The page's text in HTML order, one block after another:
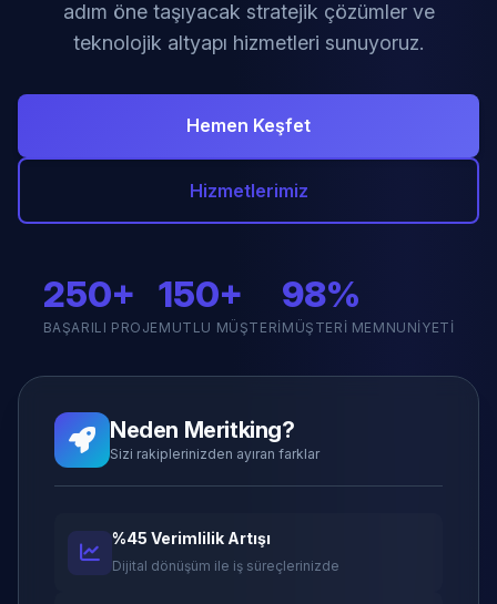
adım öne taşıyacak stratejik çözümler ve
teknolojik altyapı hizmetleri sunuyoruz.
Hemen Keşfet
Hizmetlerimiz
250+
BAŞARILI PROJE
150+
MUTLU MÜŞTERI
98%
MÜŞTERI MEMNUNIYETI
Neden Meritking?
Sizi rakiplerinizden ayıran farklar
%45 Verimlilik Artışı
Dijital dönüşüm ile iş süreçlerinizde